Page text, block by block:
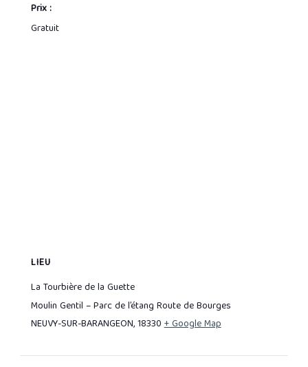
Prix :
Gratuit
LIEU
La Tourbière de la Guette
Moulin Gentil – Parc de l’étang Route de Bourges
NEUVY-SUR-BARANGEON,18330+ Google Map